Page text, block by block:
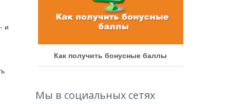
и
Как получить бонусные баллы
Мы в социальных сетях